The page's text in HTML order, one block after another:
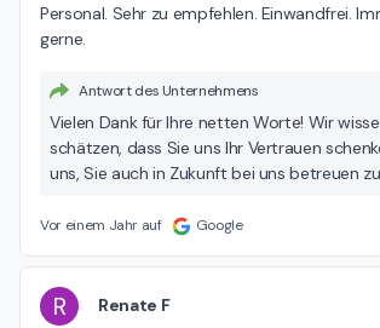
Personal. Sehr zu empfehlen. Einwandfrei.
gerne.
Antwort des Unternehmens
Vielen Dank für Ihre netten Worte! Wir
schätzen, dass Sie uns Ihr Vertrauen
uns, Sie auch in Zukunft bei uns betreuen
Vor einem Jahr auf Google
R Renate F